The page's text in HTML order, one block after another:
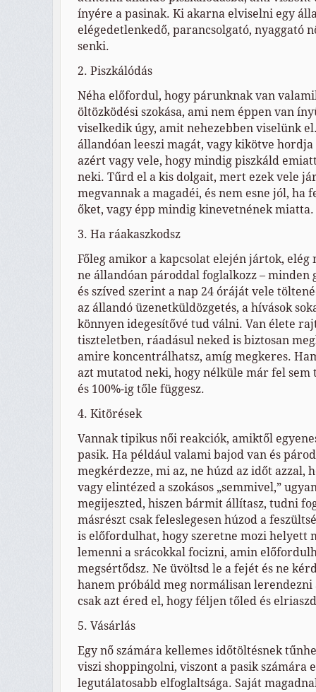
ínyére a pasinak. Ki akarna elviselni egy
elégedetlenkedő, parancsolgató, nyaggató
senki.
2. Piszkálódás
Néha előfordul, hogy párunknak van
öltözködési szokása, ami nem éppen van
viselkedik úgy, amit nehezebben viselünk
állandóan leeszi magát, vagy kikötve
azért vagy vele, hogy mindig piszkáld
neki. Tűrd el a kis dolgait, mert ezek vele
megvannak a magadéi, és nem esne jól, ha
őket, vagy épp mindig kinevetnének miatta.
3. Ha ráakaszkodsz
Főleg amikor a kapcsolat elején jártok, elég
ne állandóan pároddal foglalkozz – minden
és szíved szerint a nap 24 óráját vele
az állandó üzenetküldözgetés, a hívások
könnyen idegesítővé tud válni. Van élete
tiszteletben, ráadásul neked is biztosan
amire koncentrálhatsz, amíg megkeres.
azt mutatod neki, hogy nélküle már fel sem
és 100%-ig tőle függesz.
4. Kitörések
Vannak tipikus női reakciók, amiktől
pasik. Ha például valami bajod van és
megkérdezze, mi az, ne húzd az időt azzal,
vagy elintézed a szokásos „semmivel,”
megijeszted, hiszen bármit állítasz, tudni
másrészt csak feleslegesen húzod a
is előfordulhat, hogy szeretne mozi helyett
lemenni a srácokkal focizni, amin
megsértődsz. Ne üvöltsd le a fejét és ne
hanem próbáld meg normálisan lerendezni
csak azt éred el, hogy féljen tőled és
5. Vásárlás
Egy nő számára kellemes időtöltésnek
viszi shoppingolni, viszont a pasik számára
legutálatosabb elfoglaltsága. Saját